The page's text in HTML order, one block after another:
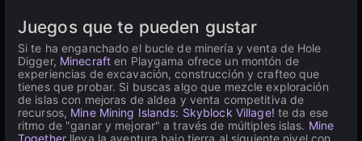
Juegos que te pueden gustar
Si te ha enganchado el bucle de minería y venta de Hole
Digger, Minecraft en Playgama ofrece un montón de
experiencias de excavación, construcción y crafteo que
tienes que probar. Si buscas algo que mezcle exploración
de islas con mejoras de aldea y venta competitiva de
recursos, Mine Mining Islands: Skyblock Village! te da ese
ritmo de "ganar y mejorar" a través de múltiples islas. Mine
Togetherlleva la aventura bajo tierra al siguiente nivel con